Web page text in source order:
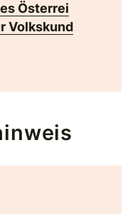
Österrei
Volkskund